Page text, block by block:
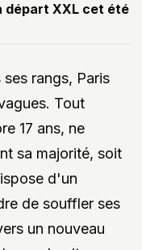
départ XXL cet été
rangs, Paris
Tout
17 ans, ne
sa majorité, soit
d'un
de souffler ses
un nouveau